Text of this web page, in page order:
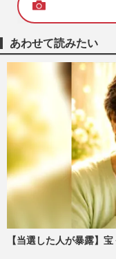
あわせて読みたい
【当選した人が暴露】